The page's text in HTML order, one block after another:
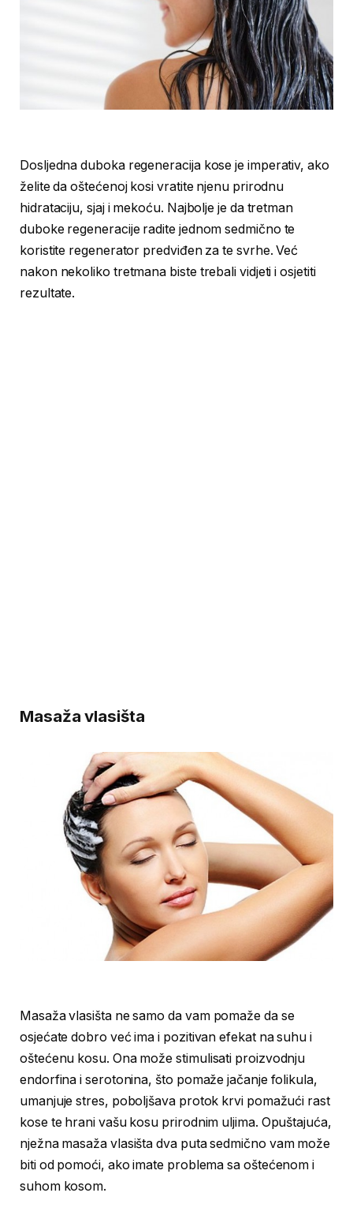
Dosljedna duboka regeneracija kose je imperativ, ako
želite da oštećenoj kosi vratite njenu prirodnu
hidrataciju, sjaj i mekoću. Najbolje je da tretman
duboke regeneracije radite jednom sedmično te
koristite regenerator predviđen za te svrhe. Već
nakon nekoliko tretmana biste trebali vidjeti i osjetiti
rezultate.
Masaža vlasišta
Masaža vlasišta ne samo da vam pomaže da se
osjećate dobro već ima i pozitivan efekat na suhu i
oštećenu kosu. Ona može stimulisati proizvodnju
endorfina i serotonina, što pomaže jačanje folikula,
umanjuje stres, poboljšava protok krvi pomažući rast
kose te hrani vašu kosu prirodnim uljima. Opuštajuća,
nježna masaža vlasišta dva puta sedmično vam može
biti od pomoći, ako imate problema sa oštećenom i
suhom kosom.